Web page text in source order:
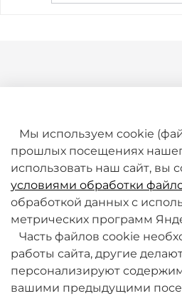
О компании
+7 (495) 789-38-95
09:00 - 18:00 (будни, по МСК)
Мы используем cookie
прошлых посещениях
использовать наш сайт, вы
условиями обработки
обработкой данных с
метрических программ
Часть файлов cookie
работы сайта, другие
персонализируют
вашими предыдущими